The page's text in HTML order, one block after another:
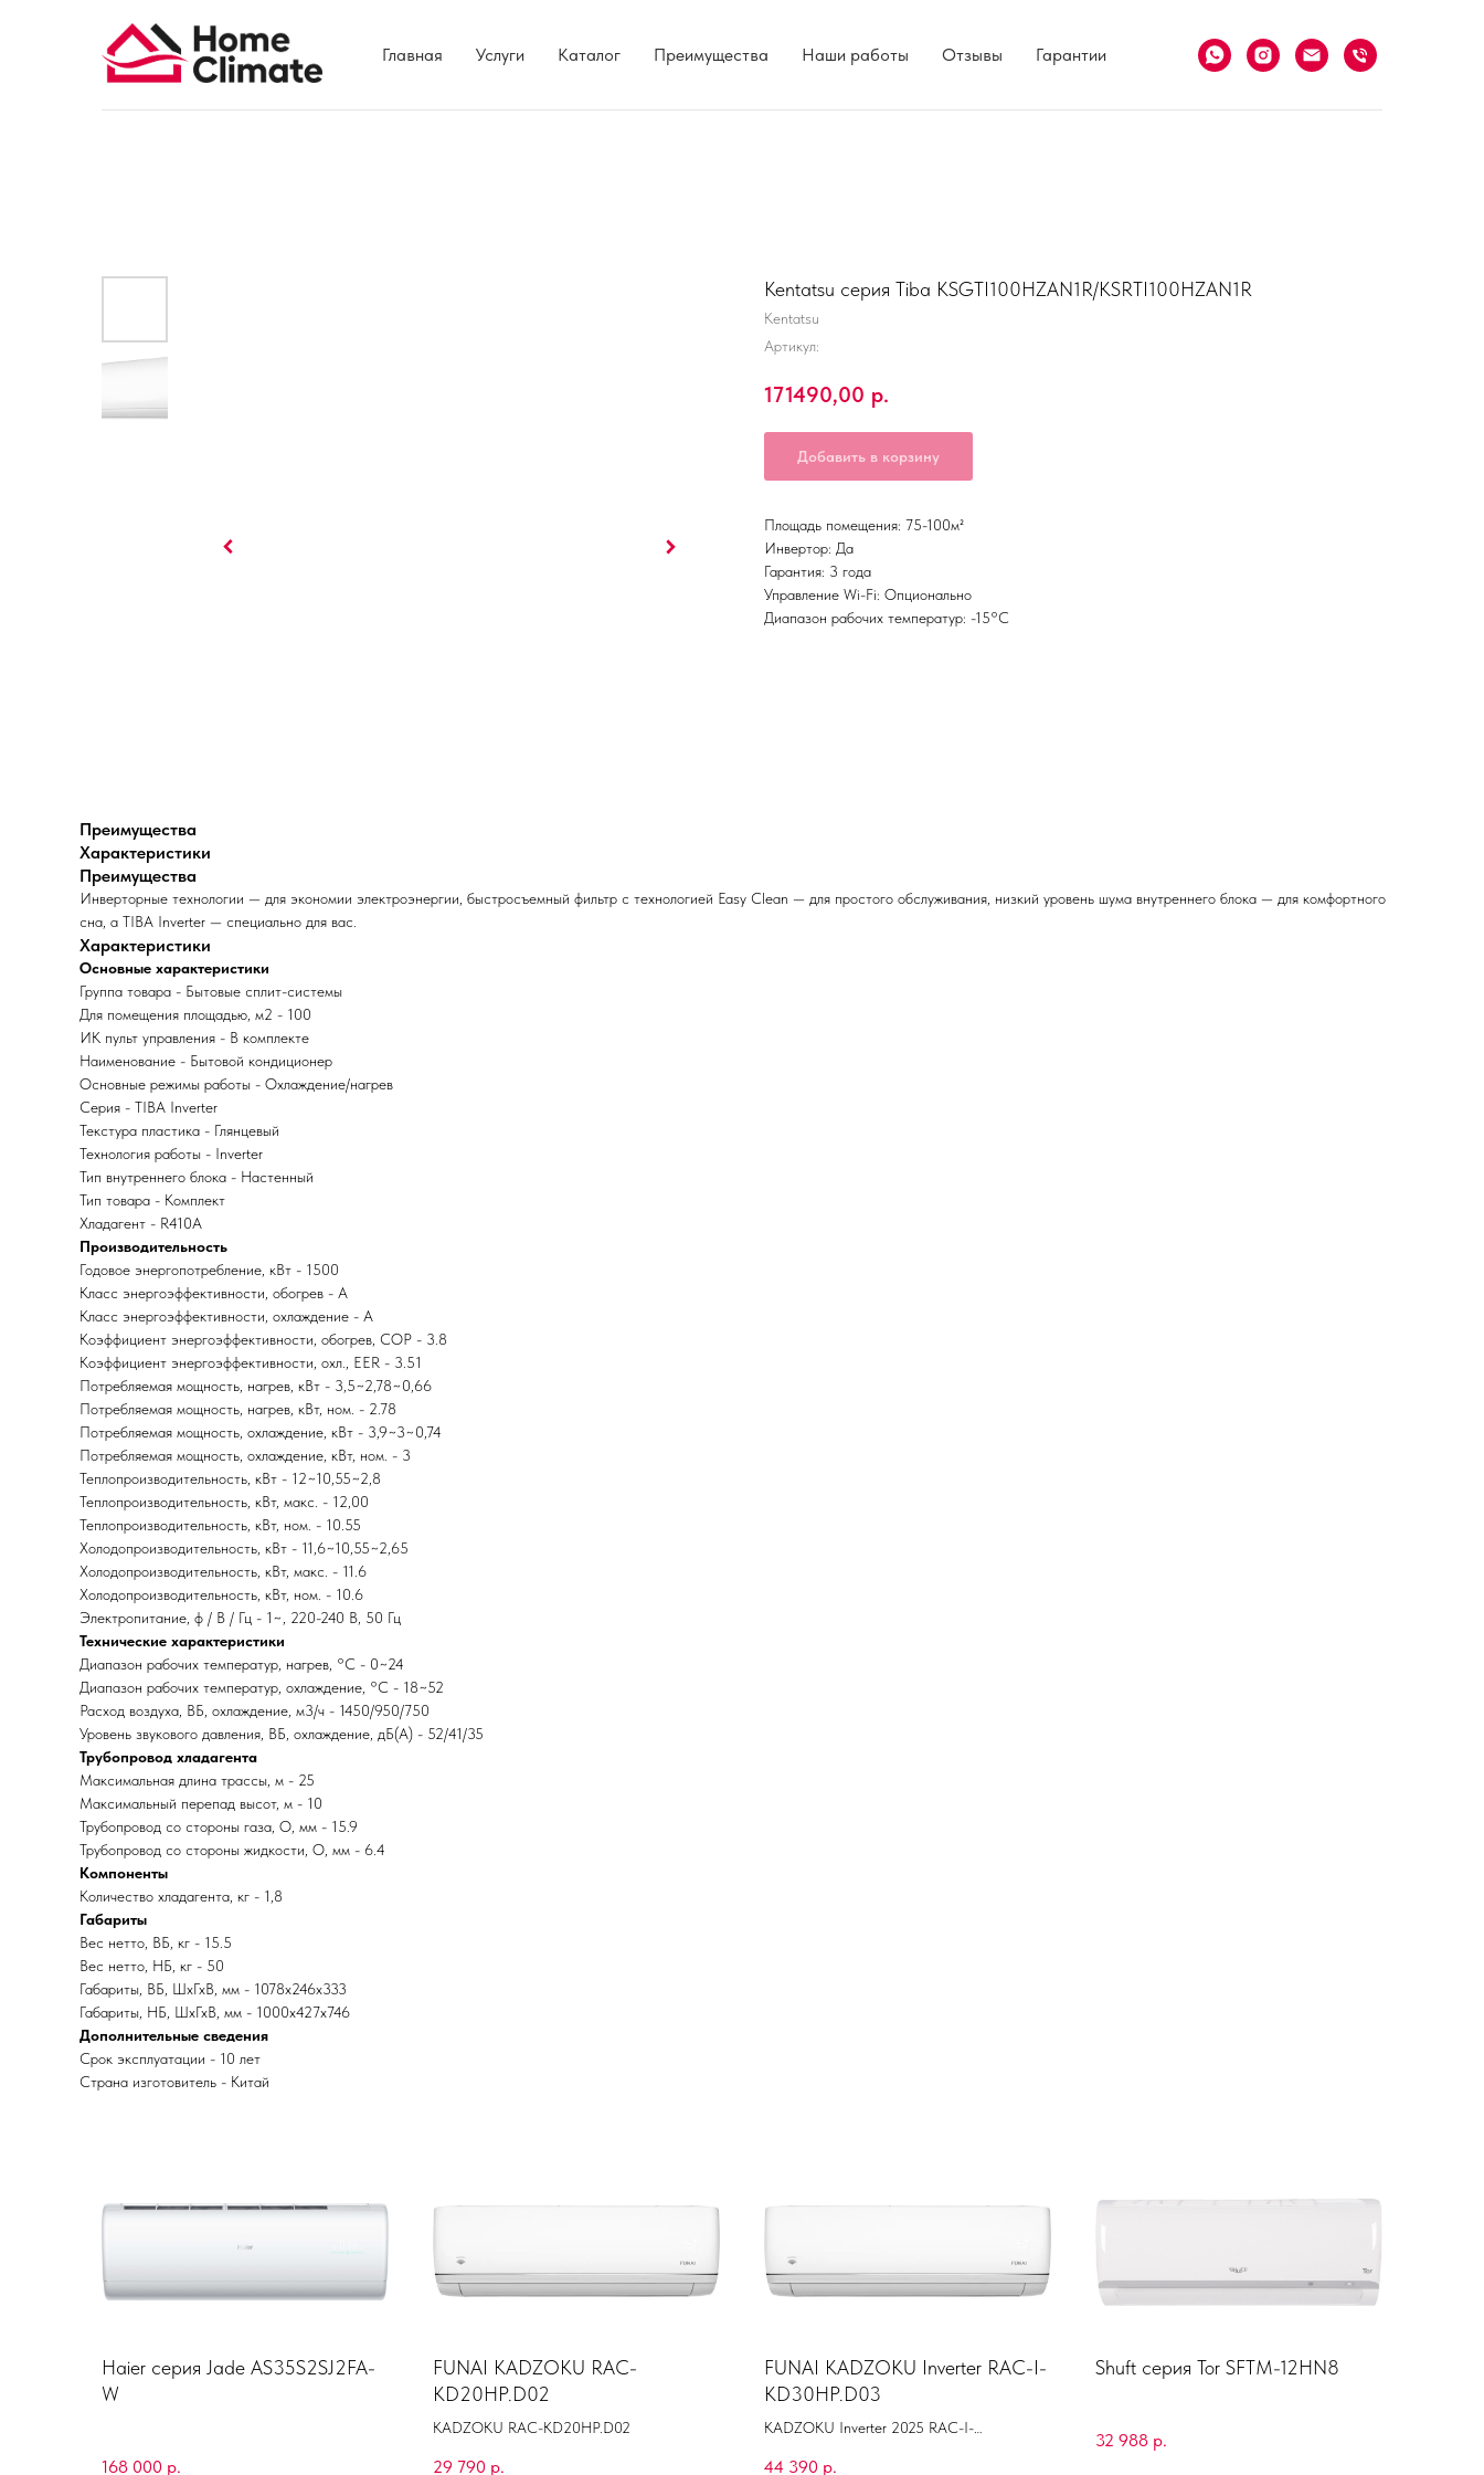
Главная Услуги Каталог Преимущества Наши работы Отзывы Гарантии
Kentatsu серия Tiba KSGTI100HZAN1R/KSRTI100HZAN1R
Kentatsu
Артикул:
171490,00 р.
Добавить в корзину
Площадь помещения: 75-100м²
Инвертор: Да
Гарантия: 3 года
Управление Wi-Fi: Опционально
Диапазон рабочих температур: -15°С
Преимущества
Характеристики
Преимущества
Инверторные технологии — для экономии электроэнергии, быстросъемный фильтр с технологией Easy Clean — для простого обслуживания, низкий уровень шума внутреннего блока — для комфортного
сна, а TIBA Inverter — специально для вас.
Характеристики
Основные характеристики
Группа товара - Бытовые сплит-системы
Для помещения площадью, м2 - 100
ИК пульт управления - В комплекте
Наименование - Бытовой кондиционер
Основные режимы работы - Охлаждение/нагрев
Серия - TIBA Inverter
Текстура пластика - Глянцевый
Технология работы - Inverter
Тип внутреннего блока - Настенный
Тип товара - Комплект
Хладагент - R410A
Производительность
Годовое энергопотребление, кВт - 1500
Класс энергоэффективности, обогрев - A
Класс энергоэффективности, охлаждение - A
Коэффициент энергоэффективности, обогрев, COP - 3.8
Коэффициент энергоэффективности, охл., EER - 3.51
Потребляемая мощность, нагрев, кВт - 3,5~2,78~0,66
Потребляемая мощность, нагрев, кВт, ном. - 2.78
Потребляемая мощность, охлаждение, кВт - 3,9~3~0,74
Потребляемая мощность, охлаждение, кВт, ном. - 3
Теплопроизводительность, кВт - 12~10,55~2,8
Теплопроизводительность, кВт, макс. - 12,00
Теплопроизводительность, кВт, ном. - 10.55
Холодопроизводительность, кВт - 11,6~10,55~2,65
Холодопроизводительность, кВт, макс. - 11.6
Холодопроизводительность, кВт, ном. - 10.6
Электропитание, ф / В / Гц - 1~, 220-240 В, 50 Гц
Технические характеристики
Диапазон рабочих температур, нагрев, °C - 0~24
Диапазон рабочих температур, охлаждение, °C - 18~52
Расход воздуха, ВБ, охлаждение, м3/ч - 1450/950/750
Уровень звукового давления, ВБ, охлаждение, дБ(А) - 52/41/35
Трубопровод хладагента
Максимальная длина трассы, м - 25
Максимальный перепад высот, м - 10
Трубопровод со стороны газа, O, мм - 15.9
Трубопровод со стороны жидкости, O, мм - 6.4
Компоненты
Количество хладагента, кг - 1,8
Габариты
Вес нетто, ВБ, кг - 15.5
Вес нетто, НБ, кг - 50
Габариты, ВБ, ШхГхВ, мм - 1078x246x333
Габариты, НБ, ШхГхВ, мм - 1000x427x746
Дополнительные сведения
Срок эксплуатации - 10 лет
Страна изготовитель - Китай
Haier серия Jade AS35S2SJ2FA-
W
168 000 р.
FUNAI KADZOKU RAC-
KD20HP.D02
KADZOKU RAC-KD20HP.D02
29 790 р.
FUNAI KADZOKU Inverter RAC-I-
KD30HP.D03
KADZOKU Inverter 2025 RAC-I-
44 390 р.
Shuft серия Tor SFTM-12HN8
32 988 р.